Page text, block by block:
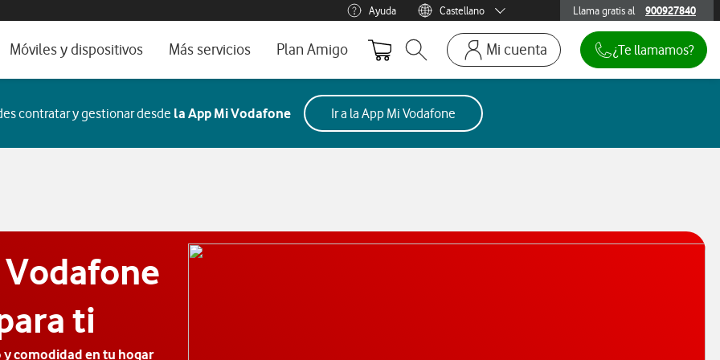
ayuda e idioma Ayuda
Menu idioma
Castellano
Llama gratis al
900927840 900927840
Móviles y dispositivos
Imagen y Sonido
Más servicios
Alianza Vodafone e Iberdrola
Servicios avanzados
Plan Amigo
Abrir buscador. Abre en ventana modal
Mi cuenta
Ir a la pagina acceso clientes. Abre en
Mi Vodafone
Móviles y dispositivos
Añadir línea adicional
Recargas
¿Te llamamos?
contratar y gestionar desde la App Mi Vodafone Ir a la App Mi Vodafone
ti
comodidad en tu hogar